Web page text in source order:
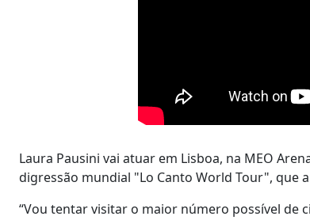
Laura Pausini vai atuar em Lisboa, na MEO
digressão mundial "Lo Canto World Tour", que
“Vou tentar visitar o maior número possível de